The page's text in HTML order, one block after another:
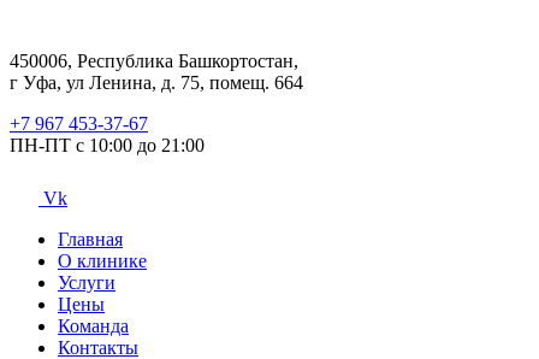
450006, Республика Башкортостан,
г Уфа, ул Ленина, д. 75, помещ. 664
+7 967 453-37-67
ПН-ПТ с 10:00 до 21:00
Vk
Главная
О клинике
Услуги
Цены
Команда
Контакты